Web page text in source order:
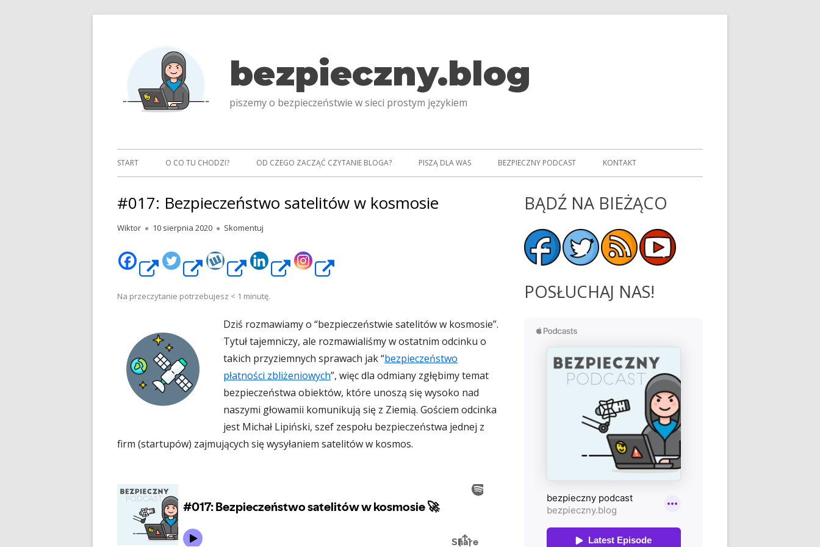
bezpieczny.blog
piszemy o bezpieczeństwie w sieci prostym językiem
Menu
START O CO TU CHODZI? OD CZEGO ZACZĄĆ CZYTANIE BLOGA? PISZĄ DLA WAS BEZPIECZNY PODCAST KONTAKT
#017: Bezpieczeństwo satelitów w kosmosie
Autor
Wiktor Opublikowano
10 sierpnia 2020 Skomentuj
Strona
otwiera
się
w
nowym
oknie
Strona
otwiera
się
nowym
oknie
Strona
otwiera
się
w
nowym
oknie
Strona
się
w
nowym
oknie
się
w
nowym
oknie
Na przeczytanie potrzebujesz < 1 minutę.
Dziś rozmawiamy o “bezpieczeństwie satelitów w kosmosie”.
Tytuł tajemniczy, ale rozmawialiśmy w ostatnim odcinku o
takich przyziemnych sprawach jak “bezpieczeństwo
płatności zbliżeniowych”, więc dla odmiany zgłębimy temat
bezpieczeństwa obiektów, które unoszą się wysoko nad
naszymi głowamii komunikują się z Ziemią. Gościem odcinka
jest Michał Lipiński, szef zespołu bezpieczeństwa jednej z
firm (startupów) zajmujących się wysyłaniem satelitów w kosmos.
Główny
panel
boczny
BĄDŹ NA BIEŻĄCO
POSŁUCHAJ NAS!